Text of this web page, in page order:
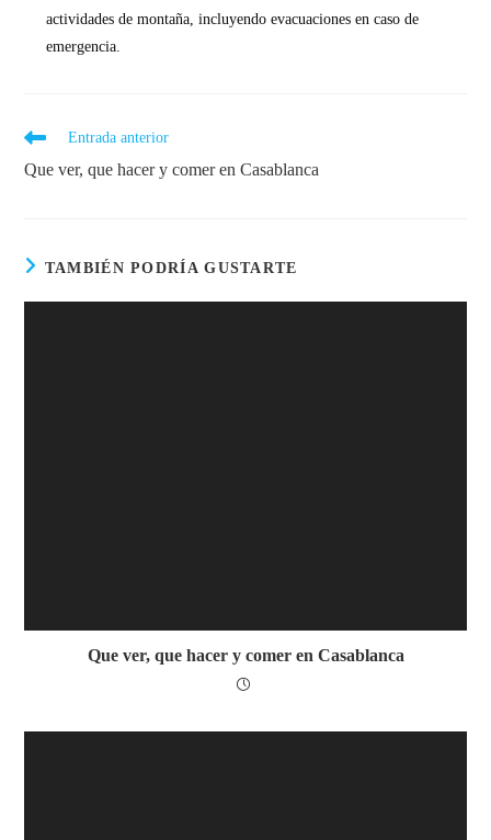
actividades de montaña, incluyendo evacuaciones en caso de
emergencia.
Entrada anterior
Que ver, que hacer y comer en Casablanca
TAMBIÉN PODRÍA GUSTARTE
Que ver, que hacer y comer en Casablanca